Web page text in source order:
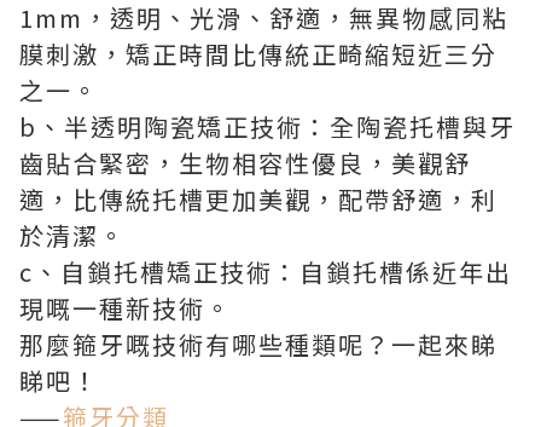
1mm，透明、光滑、舒適，無異物感同粘
膜刺激，矯正時間比傳統正畸縮短近三分
之一。
b、半透明陶瓷矯正技術：全陶瓷托槽與牙
齒貼合緊密，生物相容性優良，美觀舒
適，比傳統托槽更加美觀，配帶舒適，利
於清潔。
c、自鎖托槽矯正技術：自鎖托槽係近年出
現嘅一種新技術。
那麼箍牙嘅技術有哪些種類呢？一起來睇
睇吧！
——箍牙分類